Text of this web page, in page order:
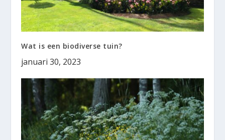
Wat is een biodiverse tuin?
januari 30, 2023